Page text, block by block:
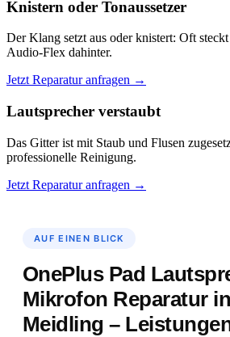
Knistern oder Tonaussetzer
Der Klang setzt aus oder knistert: Oft
Audio-Flex dahinter.
Jetzt Reparatur anfragen →
Lautsprecher verstaubt
Das Gitter ist mit Staub und Flusen
professionelle Reinigung.
Jetzt Reparatur anfragen →
AUF EINEN BLICK
OnePlus Pad
Mikrofon Reparatur
Meidling –